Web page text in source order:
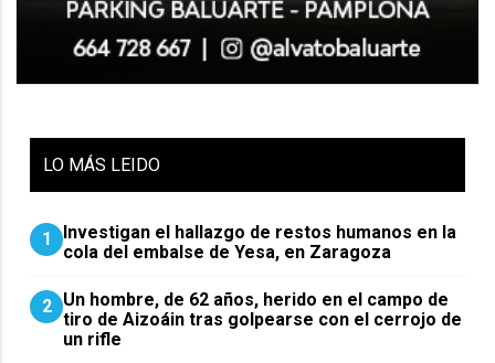
LO MÁS LEIDO
1
Investigan el hallazgo de restos humanos en la
cola del embalse de Yesa, en Zaragoza
2 Un hombre, de 62 años, herido en el campo de
tiro de Aizoáin tras golpearse con el cerrojo de
un rifle